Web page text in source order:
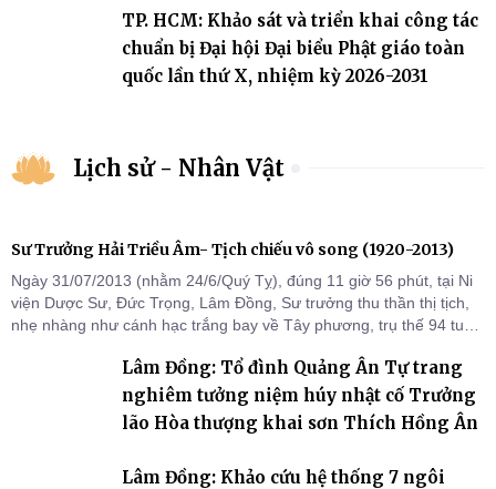
TP. HCM: Khảo sát và triển khai công tác
chuẩn bị Đại hội Đại biểu Phật giáo toàn
quốc lần thứ X, nhiệm kỳ 2026-2031
Lịch sử - Nhân Vật
Sư Trưởng Hải Triều Âm- Tịch chiếu vô song (1920-2013)
Ngày 31/07/2013 (nhằm 24/6/Quý Tỵ), đúng 11 giờ 56 phút, tại Ni
viện Dược Sư, Đức Trọng, Lâm Đồng, Sư trưởng thu thần thị tịch,
nhẹ nhàng như cánh hạc trắng bay về Tây phương, trụ thế 94 tuổi
Lâm Đồng: Tổ đình Quảng Ân Tự trang
nghiêm tưởng niệm húy nhật cố Trưởng
lão Hòa thượng khai sơn Thích Hồng Ân
Lâm Đồng: Khảo cứu hệ thống 7 ngôi